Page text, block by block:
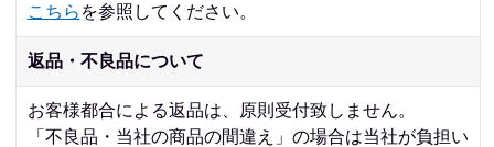
こちら を参照してください。
返品・不良品について
お客様都合による返品は、原則受付致しません。
「不良品・当社の商品の間違え」の場合は当社が負担い